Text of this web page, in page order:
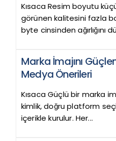
Kısaca Resim boyutu
görünen kalitesini fazla
byte cinsinden ağırlığını
Marka İmajını
Medya Önerileri
Kısaca Güçlü bir marka
kimlik, doğru platform
içerikle kurulur. Her...